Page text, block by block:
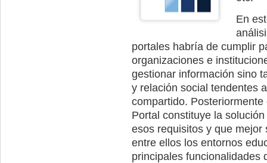
En
portales habría de cumplir
organizaciones e
gestionar información sino
y relación social tendentes
compartido.
Portal constituye la
esos requisitos y que
entre ellos los entornos
principales funcionalidades